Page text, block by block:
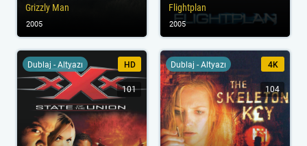
Grizzly Man
2005
Flightplan
2005
Dublaj - Altyazı HD
101
Dublaj - Altyazı 4K
104